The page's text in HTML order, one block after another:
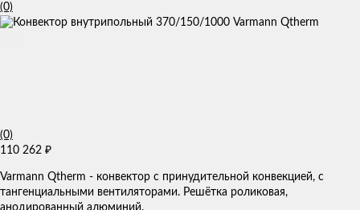
(0)
(0)
110 262 ₽
Varmann Qtherm - конвектор с принудительной конвекцией, с
тангенциальными вентиляторами. Решётка роликовая,
анодированный алюминий.